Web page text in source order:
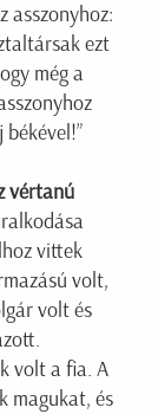
asszonyhoz:
ezt
még a
vértanú
vittek
volt,
volt és
volt a fia. A
magukat, és